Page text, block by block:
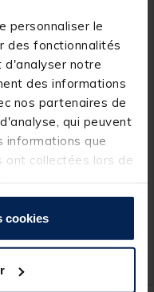
personnaliser le
des fonctionnalités
d'analyser notre
des informations
nos partenaires de
qui peuvent
informations que
ont collectées lors de
cookies
panier
Korda Compac
Jacket Dark Kamo
99 €
sous 24 h